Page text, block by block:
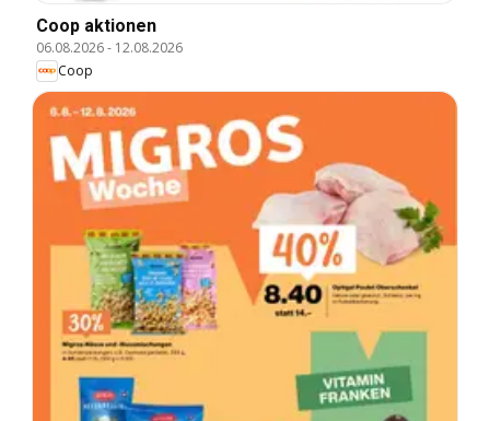
Coop aktionen
06.08.2026- 12.08.2026
Coop